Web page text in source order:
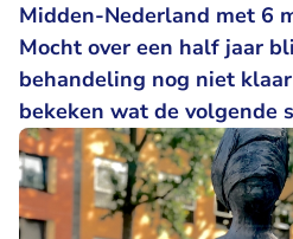
Midden-Nederland met 6
Mocht over een half jaar
behandeling nog niet
bekeken wat de volgende